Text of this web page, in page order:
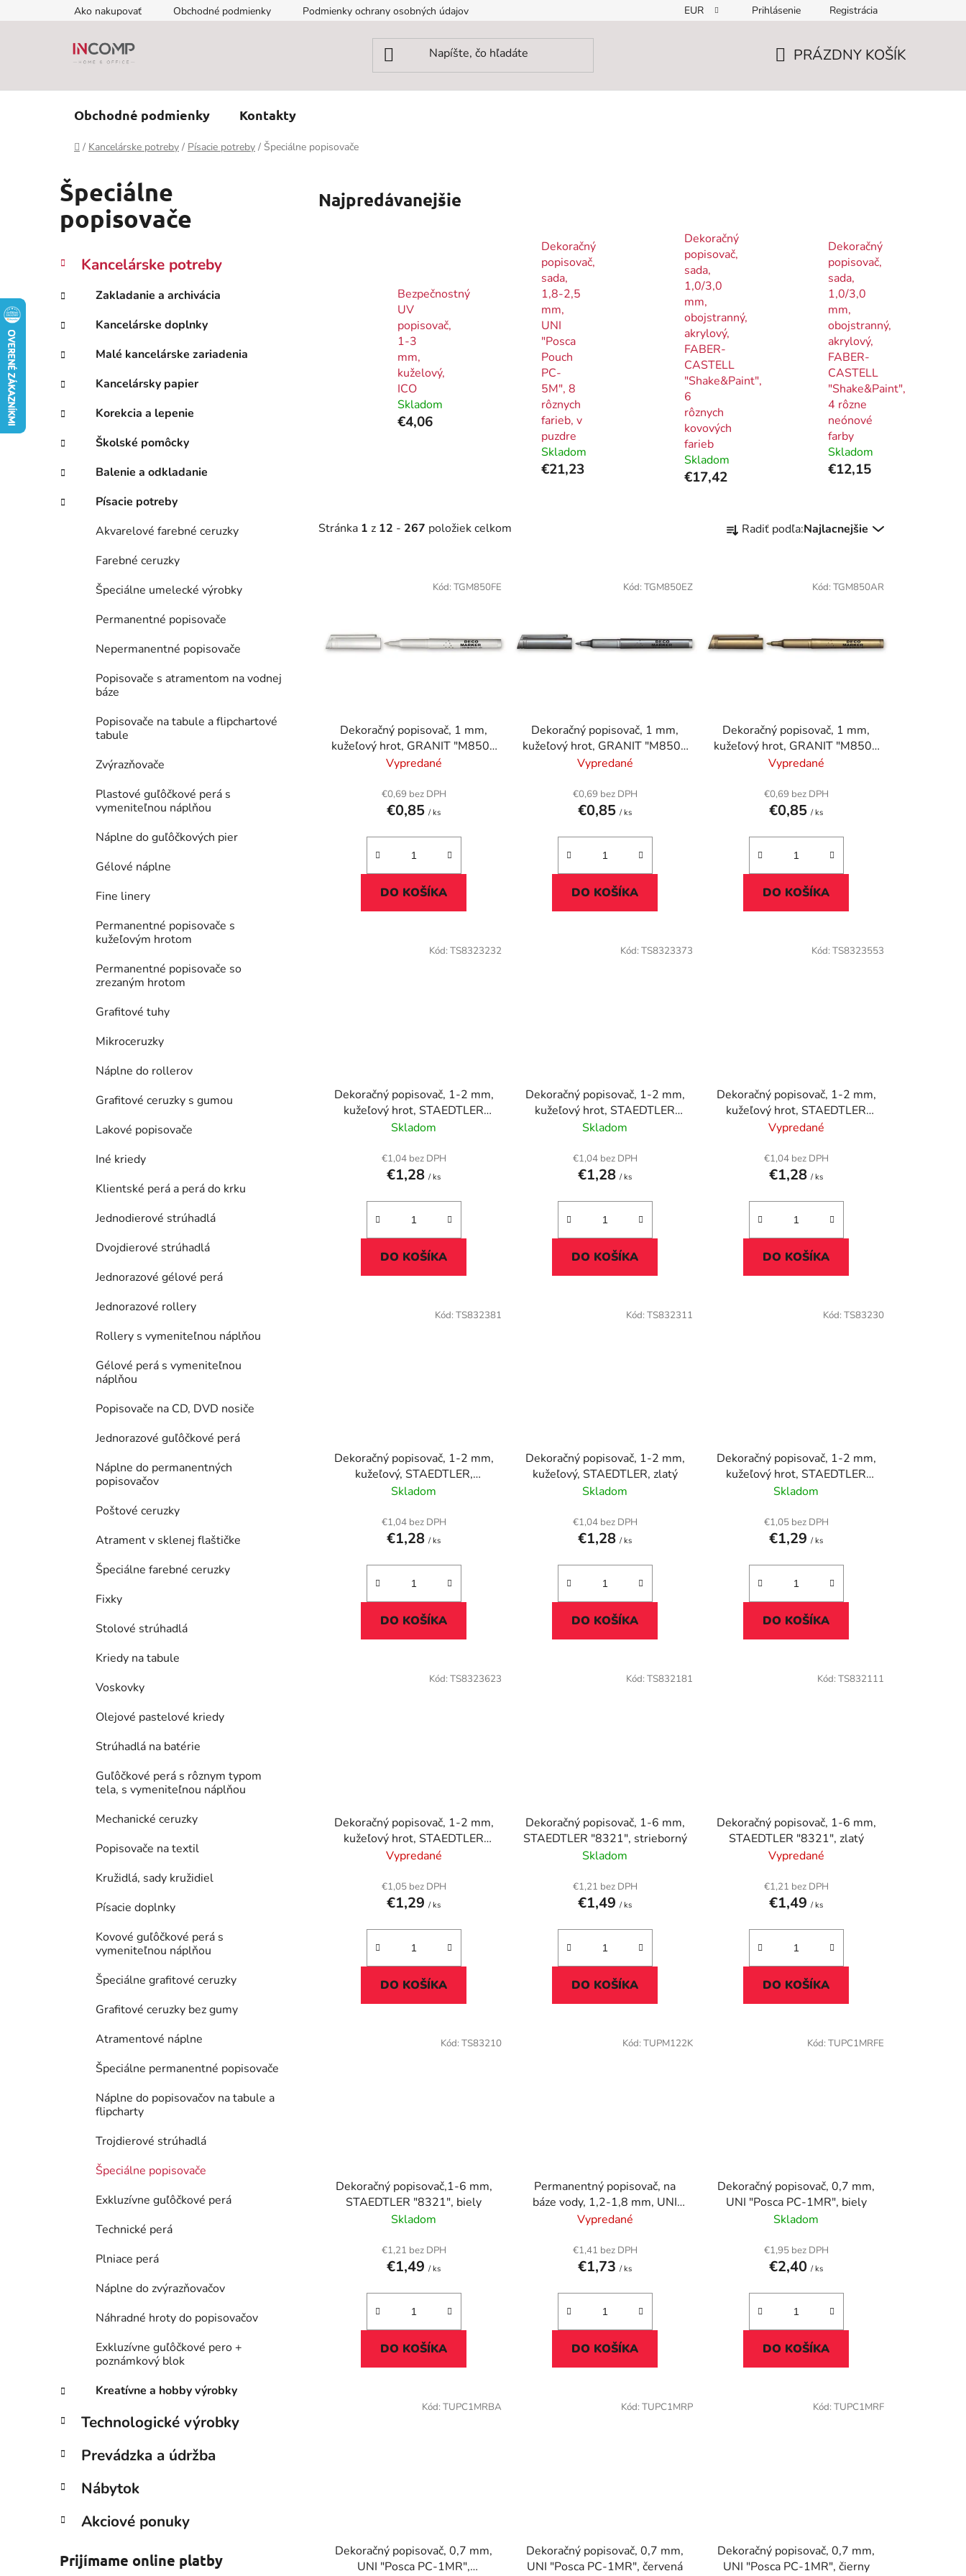
na
Ako nakupovať Obchodné podmienky Podmienky ochrany osobných údajov EUR Prihlásenie Registrácia
PRÁZDNY KOŠÍK
Obchodné podmienky Kontakty
Domov
/ Kancelárske potreby / Písacie potreby / Špeciálne popisovače
Špeciálne
popisovače
B
č
ý
p
n
e
l
Preskočiť
kategórie
K
a
e
g
ó
r
e
Kancelárske potreby
Zakladanie a archivácia
Kancelárske doplnky
Malé kancelárske zariadenia
Kancelársky papier
Korekcia a lepenie
Školské pomôcky
Balenie a odkladanie
Písacie potreby
Akvarelové farebné ceruzky
Farebné ceruzky
Špeciálne umelecké výrobky
Permanentné popisovače
Nepermanentné popisovače
Popisovače s atramentom na vodnej
báze
Popisovače na tabule a flipchartové
tabule
Zvýrazňovače
Plastové guľôčkové perá s
vymeniteľnou náplňou
Náplne do guľôčkových pier
Gélové náplne
Fine linery
Permanentné popisovače s
kužeľovým hrotom
Permanentné popisovače so
zrezaným hrotom
Grafitové tuhy
Mikroceruzky
Náplne do rollerov
Grafitové ceruzky s gumou
Lakové popisovače
Iné kriedy
Klientské perá a perá do krku
Jednodierové strúhadlá
Dvojdierové strúhadlá
Jednorazové gélové perá
Jednorazové rollery
Rollery s vymeniteľnou náplňou
Gélové perá s vymeniteľnou
náplňou
Popisovače na CD, DVD nosiče
Jednorazové guľôčkové perá
Náplne do permanentných
popisovačov
Poštové ceruzky
Atrament v sklenej flaštičke
Špeciálne farebné ceruzky
Fixky
Stolové strúhadlá
Kriedy na tabule
Voskovky
Olejové pastelové kriedy
Strúhadlá na batérie
Guľôčkové perá s rôznym typom
tela, s vymeniteľnou náplňou
Mechanické ceruzky
Popisovače na textil
Kružidlá, sady kružidiel
Písacie doplnky
Kovové guľôčkové perá s
vymeniteľnou náplňou
Špeciálne grafitové ceruzky
Grafitové ceruzky bez gumy
Atramentové náplne
Špeciálne permanentné popisovače
Náplne do popisovačov na tabule a
flipcharty
Trojdierové strúhadlá
Špeciálne popisovače
Exkluzívne guľôčkové perá
Technické perá
Plniace perá
Náplne do zvýrazňovačov
Náhradné hroty do popisovačov
Exkluzívne guľôčkové pero +
poznámkový blok
Kreatívne a hobby výrobky
Technologické výrobky
Prevádzka a údržba
Nábytok
Akciové ponuky
Prijímame online platby
Najpredávanejšie
Bezpečnostný
UV
popisovač,
1-3
mm,
kuželový,
ICO
Skladom
€4,06
Dekoračný
popisovač,
sada,
1,8-2,5
mm,
UNI
"Posca
Pouch
PC-
5M", 8
rôznych
farieb, v
puzdre
Skladom
€21,23
Dekoračný
popisovač,
sada,
1,0/3,0
mm,
obojstranný,
akrylový,
FABER-
CASTELL
"Shake&Paint",
6
rôznych
kovových
farieb
Skladom
€17,42
Dekoračný
popisovač,
sada,
1,0/3,0
mm,
obojstranný,
akrylový,
FABER-
CASTELL
"Shake&Paint",
4 rôzne
neónové
farby
Skladom
€12,15
Stránka 1 z 12 - 267 položiek celkom
a
e
p
u
k
Radiť podľa:Najlacnejšie
s
Dekoračný popisovač, 1 mm,
kužeľový hrot, GRANIT "M850",
biela
Vypredané
€0,69 bez DPH
€0,85/ ks
DO KOŠÍKA
Kód: TGM850FE
Dekoračný popisovač, 1 mm,
kužeľový hrot, GRANIT "M850",
strieborná
Vypredané
€0,69 bez DPH
€0,85/ ks
DO KOŠÍKA
Kód: TGM850EZ
Dekoračný popisovač, 1 mm,
kužeľový hrot, GRANIT "M850",
zlatá
Vypredané
€0,69 bez DPH
€0,85/ ks
DO KOŠÍKA
Kód: TGM850AR
Dekoračný popisovač, 1-2 mm,
kužeľový hrot, STAEDTLER
"8323", kovovo červený
Skladom
€1,04 bez DPH
€1,28/ ks
DO KOŠÍKA
Kód: TS8323232
Dekoračný popisovač, 1-2 mm,
kužeľový hrot, STAEDTLER
"8323", kovovo modrý
Skladom
€1,04 bez DPH
€1,28/ ks
DO KOŠÍKA
Kód: TS8323373
Dekoračný popisovač, 1-2 mm,
kužeľový hrot, STAEDTLER
"8323", kovovo zelený
Vypredané
€1,04 bez DPH
€1,28/ ks
DO KOŠÍKA
Kód: TS8323553
Dekoračný popisovač, 1-2 mm,
kužeľový, STAEDTLER,
strieborný
Skladom
€1,04 bez DPH
€1,28/ ks
DO KOŠÍKA
Kód: TS832381
Dekoračný popisovač, 1-2 mm,
kužeľový, STAEDTLER, zlatý
Skladom
€1,04 bez DPH
€1,28/ ks
DO KOŠÍKA
Kód: TS832311
Dekoračný popisovač, 1-2 mm,
kužeľový hrot, STAEDTLER
"8323", biely
Skladom
€1,05 bez DPH
€1,29/ ks
DO KOŠÍKA
Kód: TS83230
Dekoračný popisovač, 1-2 mm,
kužeľový hrot, STAEDTLER
"8323", metalická fialová
Vypredané
€1,05 bez DPH
€1,29/ ks
DO KOŠÍKA
Kód: TS8323623
Dekoračný popisovač, 1-6 mm,
STAEDTLER "8321", strieborný
Skladom
€1,21 bez DPH
€1,49/ ks
DO KOŠÍKA
Kód: TS832181
Dekoračný popisovač, 1-6 mm,
STAEDTLER "8321", zlatý
Vypredané
€1,21 bez DPH
€1,49/ ks
DO KOŠÍKA
Kód: TS832111
Dekoračný popisovač,1-6 mm,
STAEDTLER "8321", biely
Skladom
€1,21 bez DPH
€1,49/ ks
DO KOŠÍKA
Kód: TS83210
Permanentný popisovač, na
báze vody, 1,2-1,8 mm, UNI
"Prockey PM-122", modrý
Vypredané
€1,41 bez DPH
€1,73/ ks
DO KOŠÍKA
Kód: TUPM122K
Dekoračný popisovač, 0,7 mm,
UNI "Posca PC-1MR", biely
Skladom
€1,95 bez DPH
€2,40/ ks
DO KOŠÍKA
Kód: TUPC1MRFE
Dekoračný popisovač, 0,7 mm,
UNI "Posca PC-1MR",
Kód: TUPC1MRBA
Dekoračný popisovač, 0,7 mm,
UNI "Posca PC-1MR", červená
Kód: TUPC1MRP
Dekoračný popisovač, 0,7 mm,
UNI "Posca PC-1MR", čierny
Kód: TUPC1MRF